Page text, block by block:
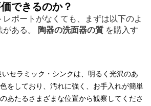
できるのか？
ポートがなくても、まずは以下のよ
ある。
陶器の洗面器の質 を購入す
いセラミック・シンクは、明るく光沢のあ
をしており、汚れに強く、お手入れが簡単
あたるさまざまな位置から観察してくださ